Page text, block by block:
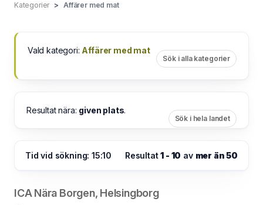
Kategorier Affärer med mat
Vald kategori: Affärer med mat
Sök i alla kategorier
Resultat nära: given plats.
Sök i hela landet
Tid vid sökning: 15:10 Resultat1 - 10 av mer än 50
ICA Nära Borgen, Helsingborg